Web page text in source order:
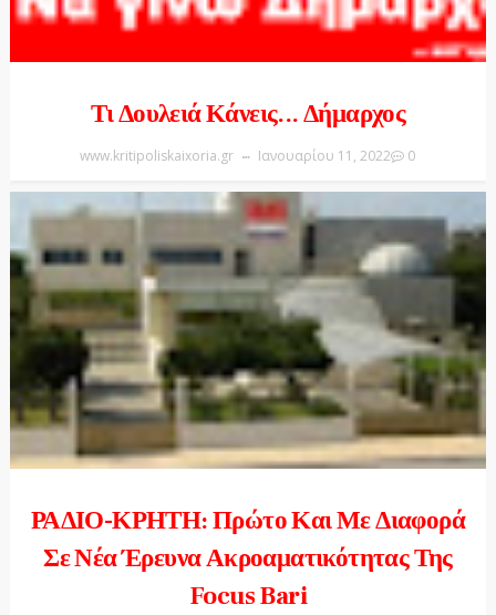
Τι Δουλειά Κάνεις... Δήμαρχος
www.kritipoliskaixoria.gr Ιανουαρίου 11, 2022 0
ΡΑΔΙΟ-ΚΡΗΤΗ: Πρώτο Και Με Διαφορά
Σε Νέα Έρευνα Ακροαματικότητας Της
Focus Bari